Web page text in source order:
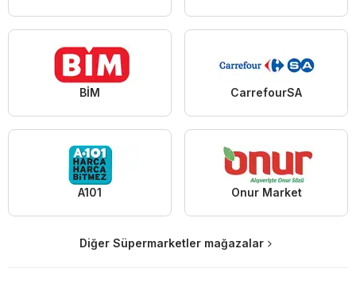
BİM CarrefourSA
A101 Onur Market
Diğer Süpermarketler mağazalar